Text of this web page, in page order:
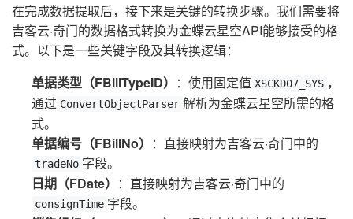
在完成数据提取后，接下来是关键的转换步骤。我们需要将
吉客云·奇门的数据格式转换为金蝶云星空API能够接受的格
式。以下是一些关键字段及其转换逻辑：
单据类型（FBillTypeID） ：使用固定值 XSCKD07_SYS ，
通过 ConvertObjectParser 解析为金蝶云星空所需的格
式。
单据编号（FBillNo） ：直接映射为吉客云·奇门中的
tradeNo 字段。
日期（FDate） ：直接映射为吉客云·奇门中的
consignTime 字段。